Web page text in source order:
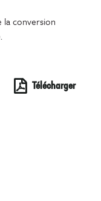
la conversion
Télécharger